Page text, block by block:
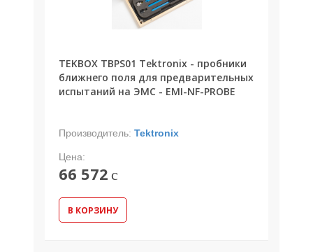
TEKBOX TBPS01 Tektronix - пробники
ближнего поля для предварительных
испытаний на ЭМС - EMI-NF-PROBE
Производитель: Tektronix
Цена:
66 572 c
В КОРЗИНУ